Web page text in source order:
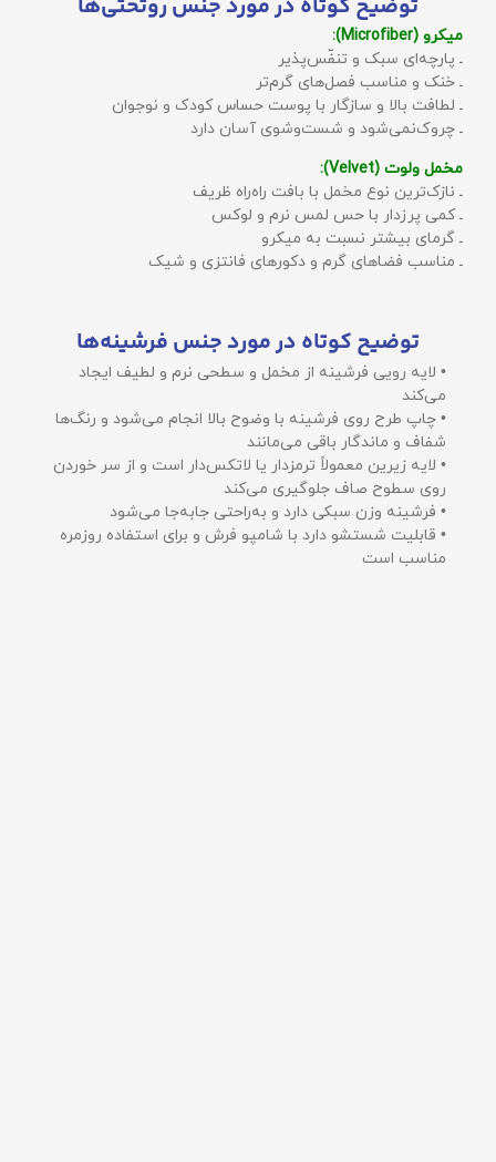
توضیح کوتاه در مورد جنس روتختی‌ها
میکرو (Microfiber):
ـ پارچه‌ای سبک و تنفّس‌پذیر
ـ خنک و مناسب فصل‌های گرم‌تر
ـ لطافت بالا و سازگار با پوست حساس کودک و نوجوان
ـ چروک‌نمی‌شود و شست‌وشوی آسان دارد
مخمل ولوت (Velvet):
ـ نازک‌ترین نوع مخمل با بافت راه‌راه ظریف
ـ کمی پرزدار با حس لمس نرم و لوکس
ـ گرمای بیشتر نسبت به میکرو
ـ مناسب فضاهای گرم و دکورهای فانتزی و شیک
توضیح کوتاه در مورد جنس فرشینه‌ها
• لایه رویی فرشینه از مخمل و سطحی نرم و لطیف ایجاد
می‌کند
• چاپ طرح روی فرشینه با وضوح بالا انجام می‌شود و رنگ‌ها
شفاف و ماندگار باقی می‌مانند
• لایه زیرین معمولاً ترمزدار یا لاتکس‌دار است و از سر خوردن
روی سطوح صاف جلوگیری می‌کند
• فرشینه وزن سبکی دارد و به‌راحتی جابه‌جا می‌شود
• قابلیت شستشو دارد با شامپو فرش و برای استفاده روزمره
مناسب است